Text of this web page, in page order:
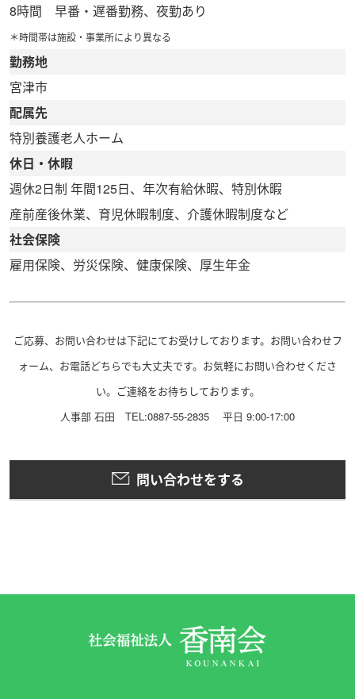
8時間 早番・遅番勤務、夜勤あり
＊時間帯は施設・事業所により異なる
勤務地
宮津市
配属先
特別養護老人ホーム
休日・休暇
週休2日制 年間125日、年次有給休暇、特別休暇
産前産後休業、育児休暇制度、介護休暇制度など
社会保険
雇用保険、労災保険、健康保険、厚生年金
ご応募、お問い合わせは下記にてお受けしております。お問い合わせフ
ォーム、お電話どちらでも大丈夫です。お気軽にお問い合わせくださ
い。ご連絡をお待ちしております。
人事部 石田 TEL:0887-55-2835 平日 9:00-17:00
問い合わせをする